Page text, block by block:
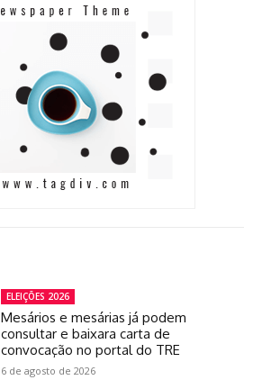
ELEIÇÕES 2026
Mesários e mesárias já podem
consultar e baixara carta de
convocação no portal do TRE
6 de agosto de 2026